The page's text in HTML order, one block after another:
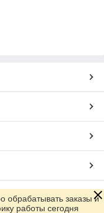
обрабатывать заказы и
работы сегодня